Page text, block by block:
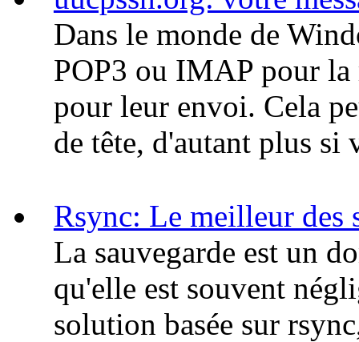
Dans le monde de
POP3 ou IMAP pour la
pour leur envoi. Cela
de tête, d'autant plus
Rsync: Le meilleur des
La sauvegarde est un
qu'elle est souvent
solution basée sur